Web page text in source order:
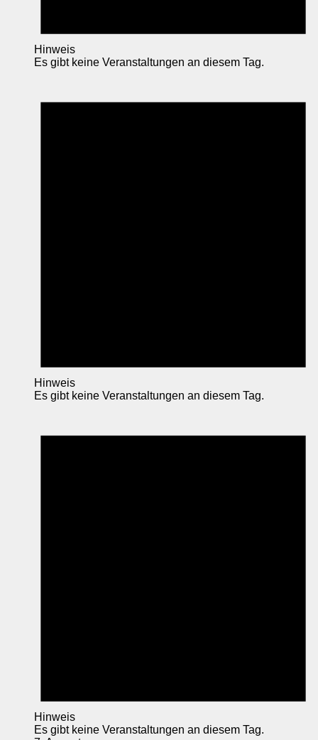
Hinweis
Es gibt keine Veranstaltungen an diesem Tag.
Hinweis
Es gibt keine Veranstaltungen an diesem Tag.
Hinweis
Es gibt keine Veranstaltungen an diesem Tag.